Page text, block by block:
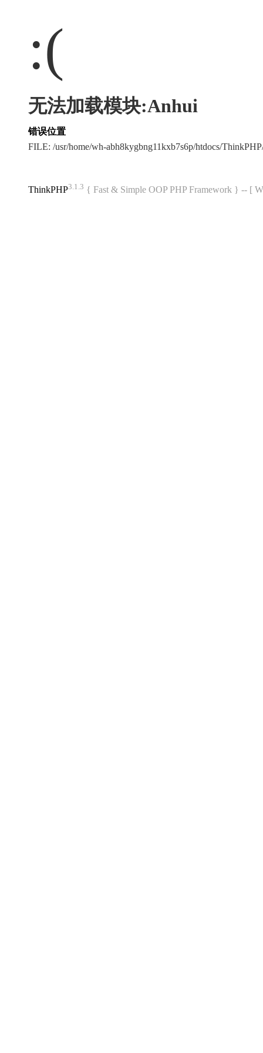
:(
无法加载模块:Anhui
错误位置
FILE: /usr/home/wh-abh8kygbng11kxb7s6p/htdocs/
ThinkPHP3.1.3 { Fast & Simple OOP PHP Framework } -- [